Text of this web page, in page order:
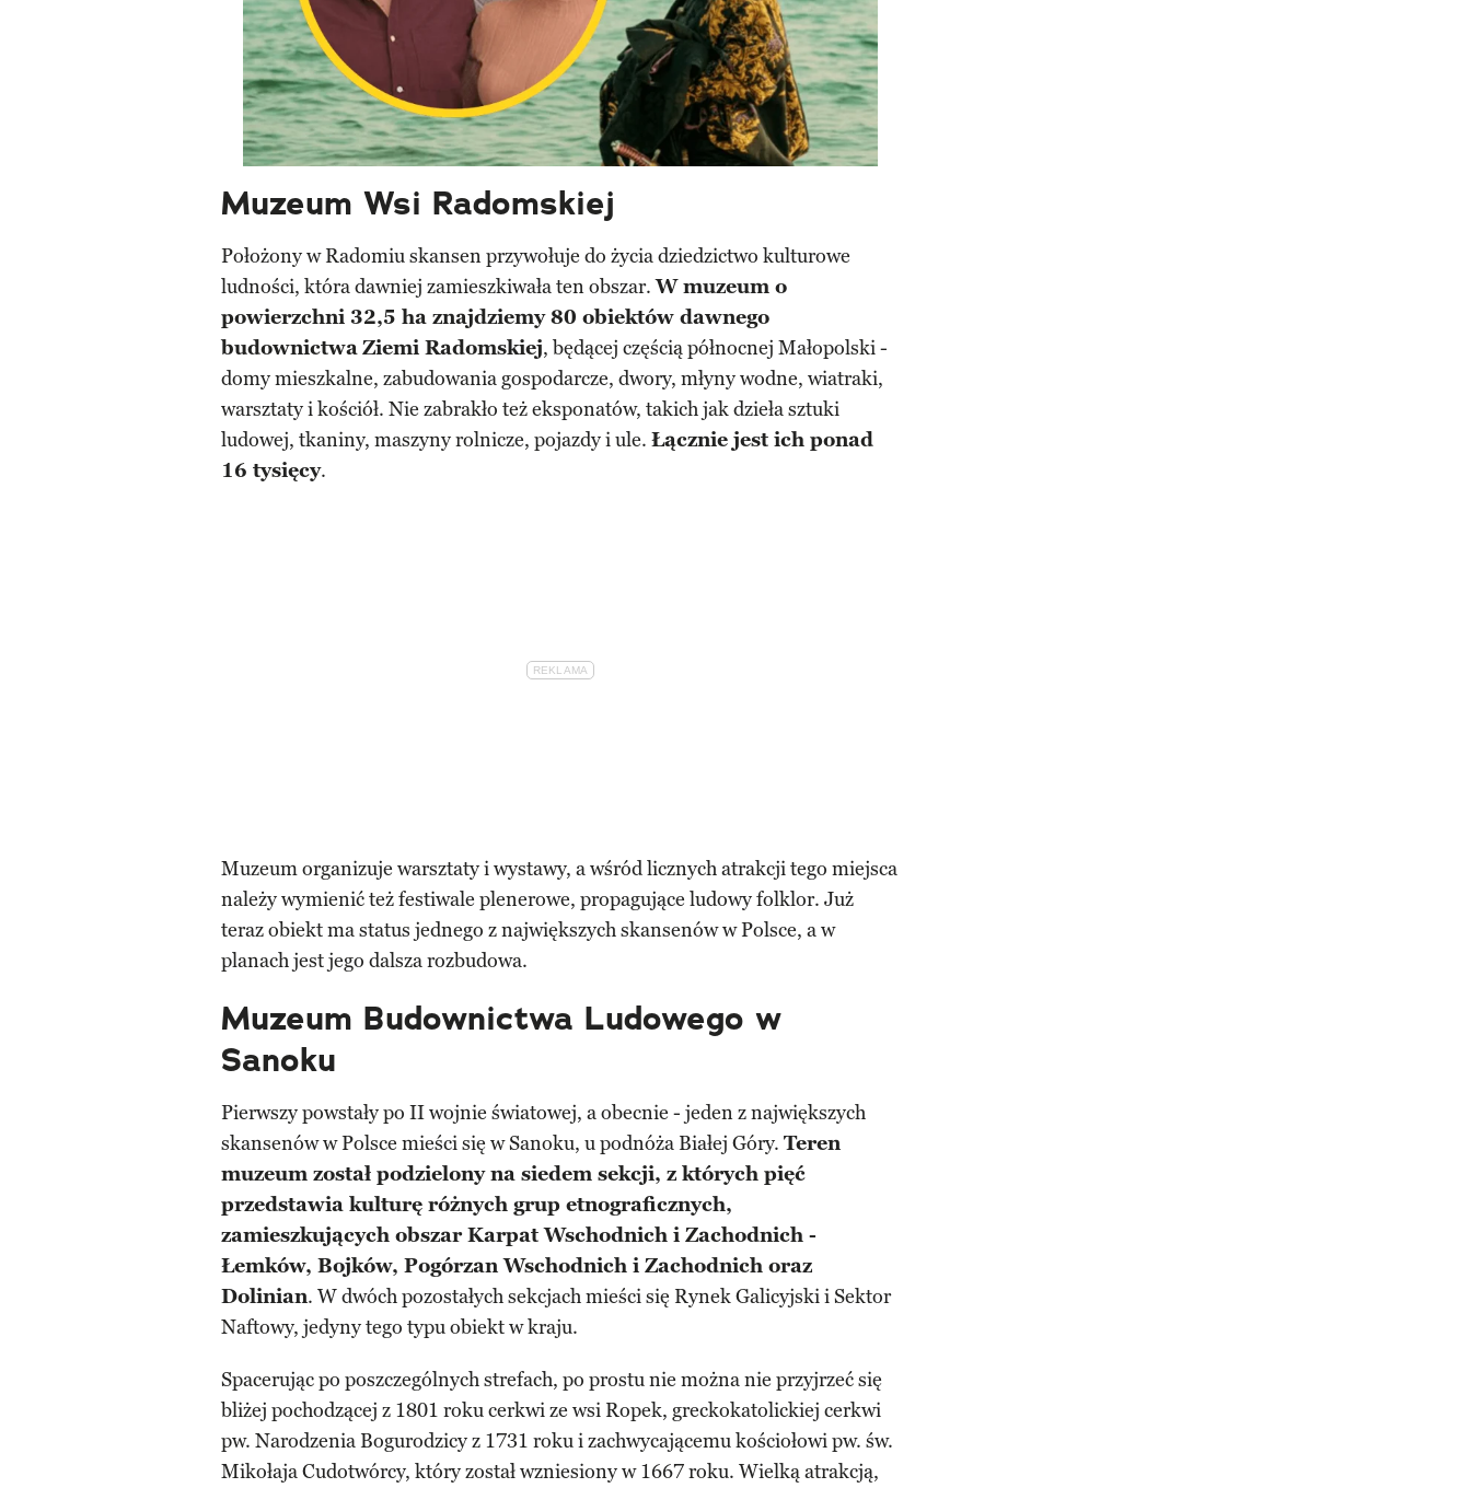
Muzeum Wsi Radomskiej
Położony w Radomiu skansen przywołuje do życia dziedzictwo kulturowe
ludności, która dawniej zamieszkiwała ten obszar.W muzeum o
powierzchni 32,5 ha znajdziemy 80 obiektów dawnego
budownictwaZiemi Radomskiej, będącej częścią północnej Małopolski -
domy mieszkalne, zabudowania gospodarcze, dwory, młyny wodne, wiatraki,
warsztaty i kościół. Nie zabrakło też eksponatów, takich jak dzieła sztuki
ludowej, tkaniny, maszyny rolnicze, pojazdy i ule. Łącznie jest ich ponad
16 tysięcy.
Muzeum organizuje warsztaty i wystawy, a wśród licznych atrakcji tego miejsca
należy wymienić też festiwale plenerowe, propagujące ludowy folklor. Już
teraz obiekt ma status jednego z największych skansenów w Polsce, a w
planach jest jego dalsza rozbudowa.
Muzeum Budownictwa Ludowego w
Sanoku
Pierwszy powstały po II wojnie światowej, a obecnie - jeden z największych
skansenów w Polsce mieści się w Sanoku, u podnóża Białej Góry. Teren
muzeum został podzielony na siedem sekcji, z których pięć
przedstawia kulturę różnych grup etnograficznych,
zamieszkujących obszar Karpat Wschodnich i Zachodnich -
Łemków, Bojków, Pogórzan Wschodnich i Zachodnich oraz
Dolinian. W dwóch pozostałych sekcjach mieści się Rynek Galicyjski i Sektor
Naftowy, jedyny tego typu obiekt w kraju.
Spacerując po poszczególnych strefach, po prostu nie można nie przyjrzeć się
bliżej pochodzącej z 1801 roku cerkwi ze wsi Ropek, greckokatolickiej cerkwi
pw. Narodzenia Bogurodzicy z 1731 roku i zachwycającemu kościołowi pw. św.
Mikołaja Cudotwórcy, który został wzniesiony w 1667 roku. Wielką atrakcją,